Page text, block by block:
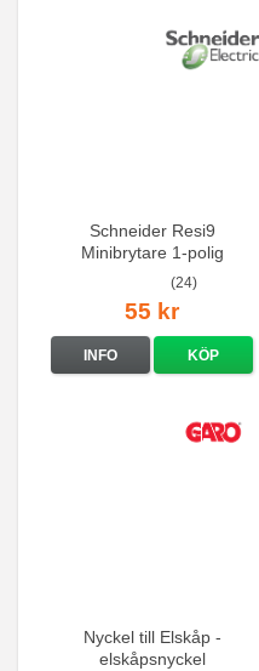
Schneider Resi9
Minibrytare 1-polig
(24)
55 kr
INFO KÖP
Nyckel till Elskåp -
elskåpsnyckel